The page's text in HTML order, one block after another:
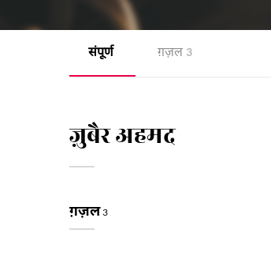
संपूर्ण ग़ज़ल 3
ज़ुबैर अहमद
ग़ज़ल3